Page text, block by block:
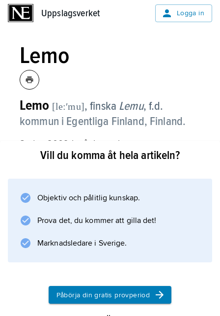
Uppslagsverket Logga in
Lemo
Lemo [le:ʹmu], finska Lemu,f.d.
kommun i Egentliga Finland, Finland.
Sedan 2009 ingår Lemo i
Masku
Information om artikeln
Vill du komma åt hela artikeln?
Objektiv och pålitlig kunskap.
Prova det, du kommer att gilla det!
Marknadsledare i Sverige.
Påbörja din gratis provperiod